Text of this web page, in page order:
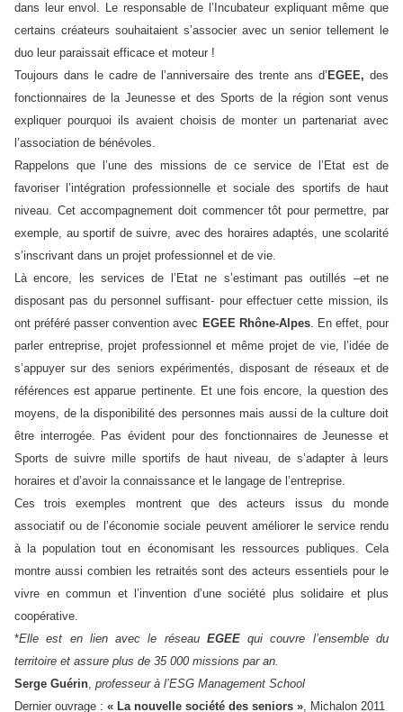
dans leur envol. Le responsable de l’Incubateur expliquant même que
certains créateurs souhaitaient s’associer avec un senior tellement le
duo leur paraissait efficace et moteur !
Toujours dans le cadre de l’anniversaire des trente ans d’ EGEE, des
fonctionnaires de la Jeunesse et des Sports de la région sont venus
expliquer pourquoi ils avaient choisis de monter un partenariat avec
l’association de bénévoles.
Rappelons que l’une des missions de ce service de l’Etat est de
favoriser l’intégration professionnelle et sociale des sportifs de haut
niveau. Cet accompagnement doit commencer tôt pour permettre, par
exemple, au sportif de suivre, avec des horaires adaptés, une scolarité
s’inscrivant dans un projet professionnel et de vie.
Là encore, les services de l’Etat ne s’estimant pas outillés –et ne
disposant pas du personnel suffisant- pour effectuer cette mission, ils
ont préféré passer convention avec EGEE Rhône-Alpes. En effet, pour
parler entreprise, projet professionnel et même projet de vie, l’idée de
s’appuyer sur des seniors expérimentés, disposant de réseaux et de
références est apparue pertinente. Et une fois encore, la question des
moyens, de la disponibilité des personnes mais aussi de la culture doit
être interrogée. Pas évident pour des fonctionnaires de Jeunesse et
Sports de suivre mille sportifs de haut niveau, de s’adapter à leurs
horaires et d’avoir la connaissance et le langage de l’entreprise.
Ces trois exemples montrent que des acteurs issus du monde
associatif ou de l’économie sociale peuvent améliorer le service rendu
à la population tout en économisant les ressources publiques. Cela
montre aussi combien les retraités sont des acteurs essentiels pour le
vivre en commun et l’invention d’une société plus solidaire et plus
coopérative.
*Elle est en lien avec le réseau EGEEqui couvre l’ensemble du
territoire et assure plus de 35 000 missions par an.
Serge Guérin, professeur à l’ESG Management School
Dernier ouvrage : « La nouvelle société des seniors », Michalon 2011